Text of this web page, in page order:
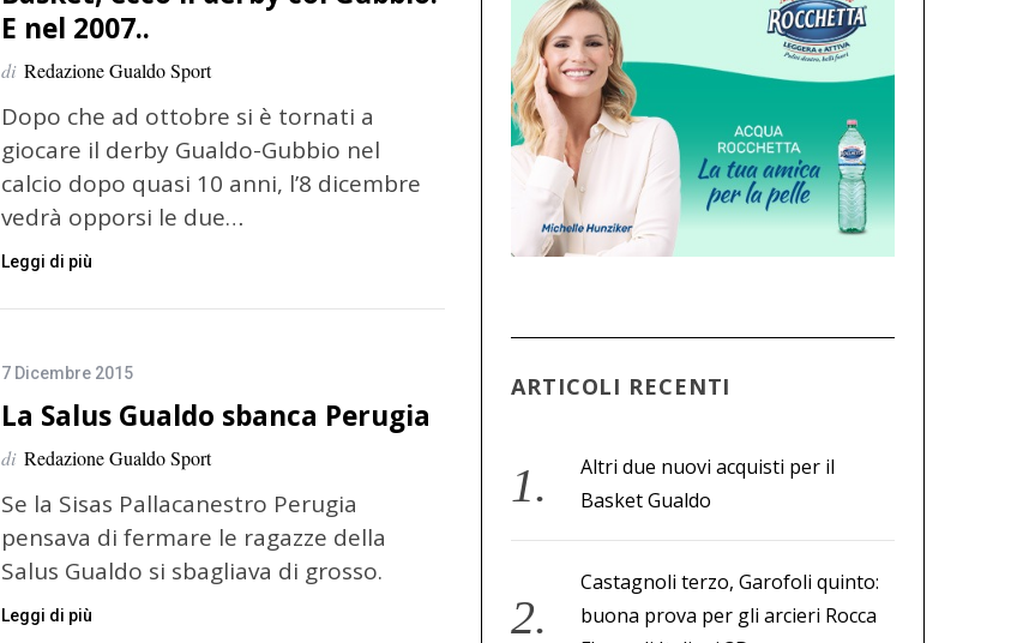
E nel 2007..
di Redazione Gualdo Sport
Dopo che ad ottobre si è tornati a
giocare il derby Gualdo-Gubbio nel
calcio dopo quasi 10 anni, l’8 dicembre
vedrà opporsi le due…
Leggi di più
7 Dicembre 2015
La Salus Gualdo sbanca Perugia
di Redazione Gualdo Sport
Se la Sisas Pallacanestro Perugia
pensava di fermare le ragazze della
Salus Gualdo si sbagliava di grosso.
Leggi di più
ARTICOLI RECENTI
Altri due nuovi acquisti per il
Basket Gualdo
Castagnoli terzo, Garofoli quinto:
buona prova per gli arcieri Rocca